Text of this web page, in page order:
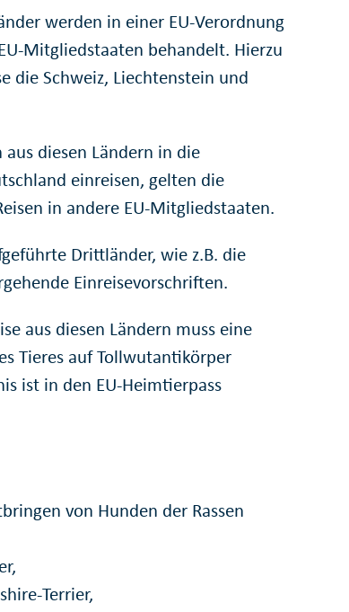
werden in einer EU-Verordnung
Mitgliedstaaten behandelt. Hierzu
die Schweiz, Liechtenstein und
diesen Ländern in die
einreisen, gelten die
in andere EU-Mitgliedstaaten.
Drittländer, wie z.B. die
Einreisevorschriften.
aus diesen Ländern muss eine
Tieres auf Tollwutantikörper
ist in den EU-Heimtierpass
von Hunden der Rassen
Terrier,